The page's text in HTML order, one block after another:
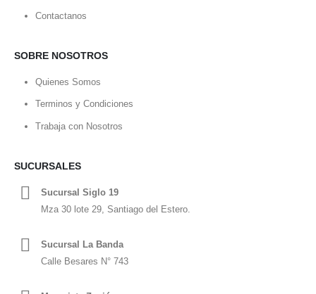
Contactanos
SOBRE NOSOTROS
Quienes Somos
Terminos y Condiciones
Trabaja con Nosotros
SUCURSALES
Sucursal Siglo 19
Mza 30 lote 29, Santiago del Estero.
Sucursal La Banda
Calle Besares N° 743